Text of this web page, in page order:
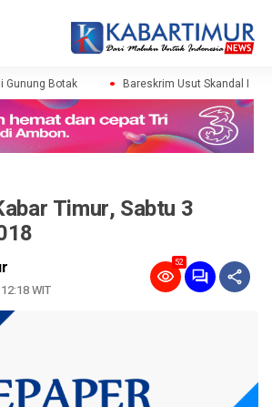
Botak Bareskrim Usut Skandal Izin
Timur, Sabtu 3
WIT
52